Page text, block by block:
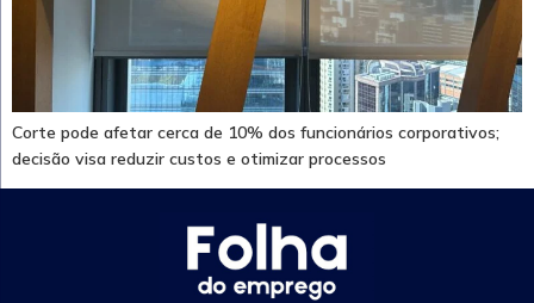
Corte pode afetar cerca de 10% dos funcionários corporativos;
decisão visa reduzir custos e otimizar processos